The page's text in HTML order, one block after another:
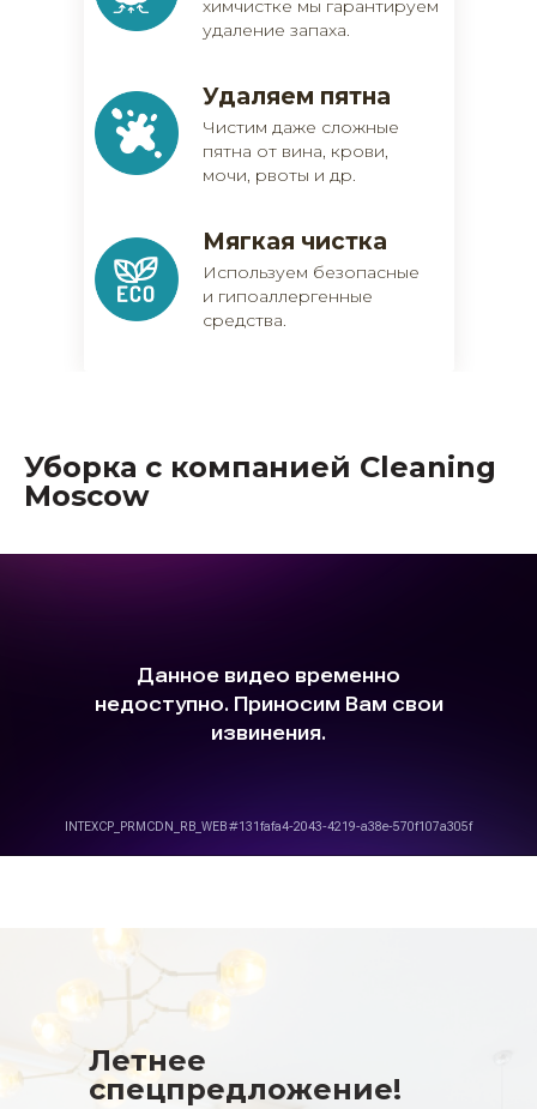
химчистке мы гарантируем
удаление запаха.
Чистим даже сложные
пятна от вина, крови,
мочи, рвоты и др.
Используем безопасные
и гипоаллергенные
средства.
Удаляем пятна
Мягкая чистка
Уборка с компанией Cleaning
Moscow
Летнее
спецпредложение!